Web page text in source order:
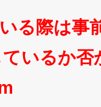
る際は事
いるか否